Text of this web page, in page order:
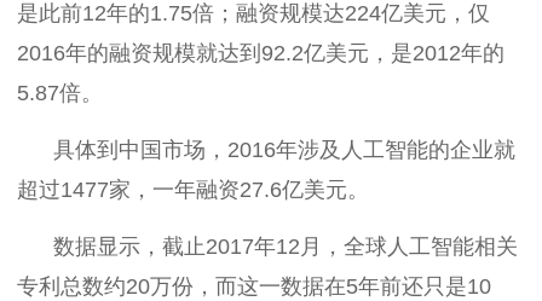
是此前12年的1.75倍；融资规模达224亿美元，仅
2016年的融资规模就达到92.2亿美元，是2012年的
5.87倍。
具体到中国市场，2016年涉及人工智能的企业就
超过1477家，一年融资27.6亿美元。
数据显示，截止2017年12月，全球人工智能相关
专利总数约20万份，而这一数据在5年前还只是10